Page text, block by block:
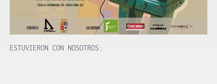
ESTUVIERON CON NOSOTROS: